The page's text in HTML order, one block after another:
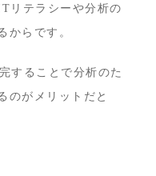
リテラシーや分析の
からです。
することで分析のた
のがメリットだと